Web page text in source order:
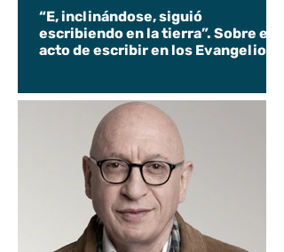
“E, inclinándose, siguió
escribiendo en la tierra”. Sobre el
acto de escribir en los Evangelios.